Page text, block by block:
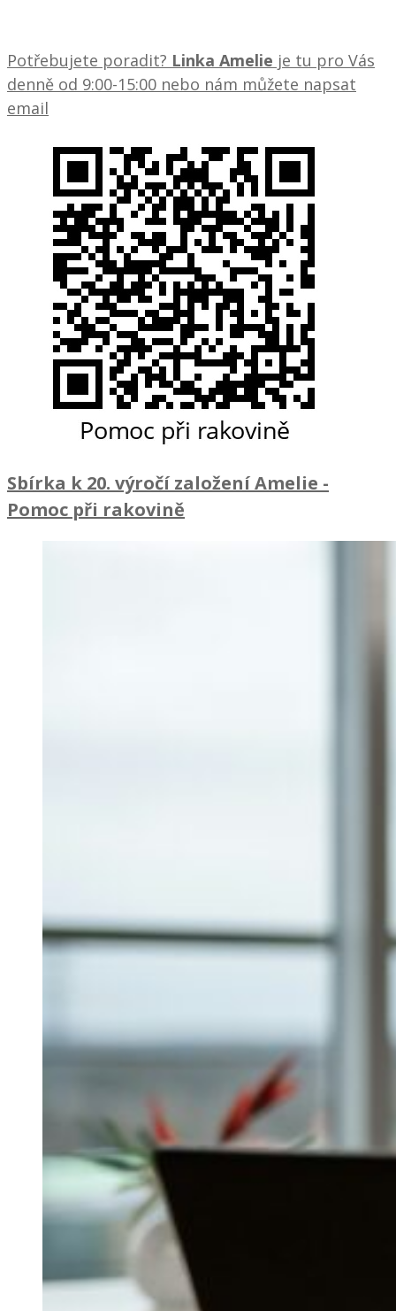
Potřebujete poradit? Linka Amelie je tu pro Vás
denně od 9:00-15:00 nebo nám můžete napsat
email
Sbírka k 20. výročí založení Amelie -
Pomoc při rakovině